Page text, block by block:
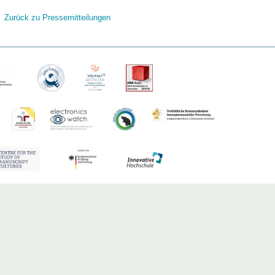
Zurück zu Pressemitteilungen